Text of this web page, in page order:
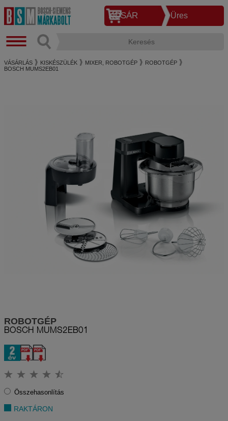
KOSÁR Üres
VÁSÁRLÁS KISKÉSZÜLÉK MIXER, ROBOTGÉP
ROBOTGÉP
BOSCH MUMS2EB01
ROBOTGÉP
BOSCH MUMS2EB01
Összehasonlítás
RAKTÁRON